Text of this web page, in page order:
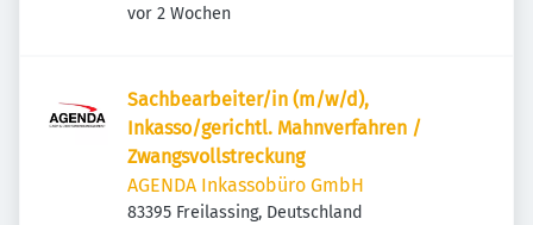
Veröffentlicht
vor 2 Wochen
Sachbearbeiter/in (m/w/d),
Inkasso/gerichtl. Mahnverfahren /
Zwangsvollstreckung
AGENDA Inkassobüro GmbH
83395 Freilassing, Deutschland